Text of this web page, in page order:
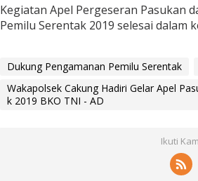
P
a
k
a
n
P
Kegiatan Apel Pergeseran Pasukan
Pemilu Serentak 2019 selesai dalam
Dukung Pengamanan Pemilu Serentak
Wakapolsek Cakung Hadiri Gelar Apel
k 2019 BKO TNI - AD
Ikuti